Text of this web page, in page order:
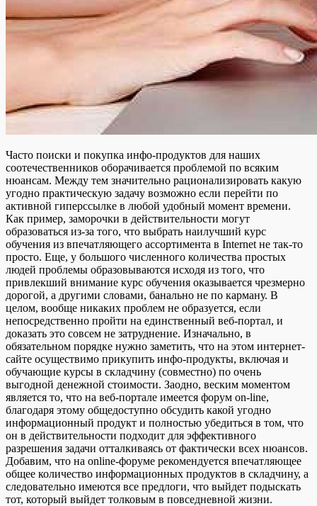
Часто поиски и покупка инфо-продуктов для наших
соотечественников оборачивается проблемой по всяким
нюансам. Между тем значительно рационализировать какую
угодно практическую задачу возможно если перейти по
активной гиперссылке в любой удобный момент времени.
Как пример, заморочки в действительности могут
образоваться из-за того, что выбрать наилучший курс
обучения из впечатляющего ассортимента в Internet не так-то
просто. Еще, у большого численного количества простых
людей проблемы образовываются исходя из того, что
привлекший внимание курс обучения оказывается чрезмерно
дорогой, а другими словами, банально не по карману. В
целом, вообще никаких проблем не образуется, если
непосредственно пройти на единственный веб-портал, и
доказать это совсем не затруднение. Изначально, в
обязательном порядке нужно заметить, что на этом интернет-
сайте осуществимо прикупить инфо-продукты, включая и
обучающие курсы в складчину (совместно) по очень
выгодной денежной стоимости. Заодно, веским моментом
является то, что на веб-портале имеется форум on-line,
благодаря этому общедоступно обсудить какой угодно
информационный продукт и полностью убедиться в том, что
он в действительности подходит для эффективного
разрешения задачи отталкиваясь от фактически всех нюансов.
Добавим, что на online-форуме рекомендуется впечатляющее
общее количество информационных продуктов в складчину, а
следовательно имеются все предлоги, что выйдет подыскать
тот, который выйдет толковым в повседневной жизни.